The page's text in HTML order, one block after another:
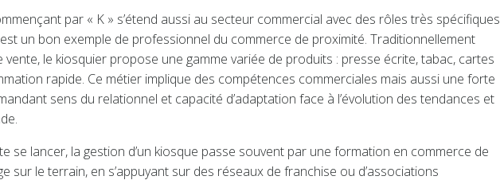
par « K » s’étend aussi au secteur commercial avec des rôles très spécifiques
un bon exemple de professionnel du commerce de proximité. Traditionnellement
le kiosquier propose une gamme variée de produits : presse écrite, tabac, cartes
rapide. Ce métier implique des compétences commerciales mais aussi une forte
sens du relationnel et capacité d’adaptation face à l’évolution des tendances et
se lancer, la gestion d’un kiosque passe souvent par une formation en commerce de
sur le terrain, en s’appuyant sur des réseaux de franchise ou d’associations